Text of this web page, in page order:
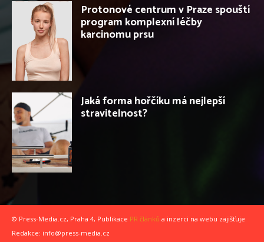
Protonové centrum v Praze spouští
program komplexní léčby
karcinomu prsu
Jaká forma hořčíku má nejlepší
stravitelnost?
© Press-Media.cz, Praha 4, Publikace PR článků a inzerci na webu zajišťuje
Redakce: info@press-media.cz